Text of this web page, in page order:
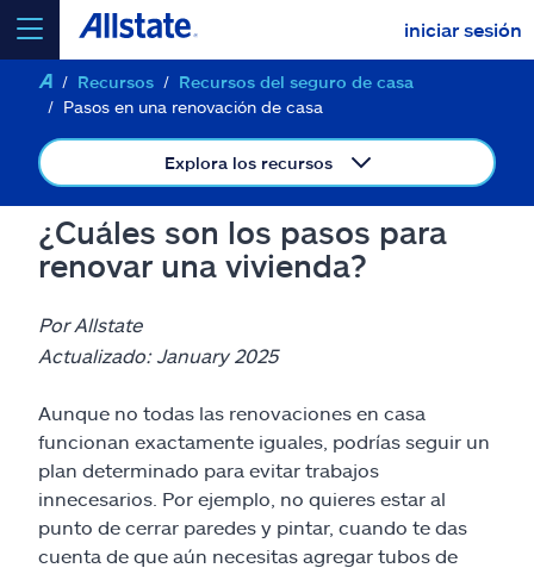
iniciar sesión
seleccionar un producto paracotizar
Select a Product
ir
Seguros y más
Recursos
Reclamos
Recursos
Recursos del seguro de casa
Pasos en una renovación de casa
Explora los recursos
¿Cuáles son los pasos para
renovar una vivienda?
Por Allstate
Actualizado: January 2025
Aunque no todas las renovaciones en casa
funcionan exactamente iguales, podrías seguir un
plan determinado para evitar trabajos
innecesarios. Por ejemplo, no quieres estar al
punto de cerrar paredes y pintar, cuando te das
cuenta de que aún necesitas agregar tubos de